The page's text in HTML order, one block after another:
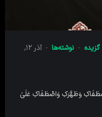
گزیده نوشته‌ها
آذر ۱۲,
اصْطَفَاکِ وَطَهَّرَکِ وَاصْطَفَاکِ عَلَىٰ